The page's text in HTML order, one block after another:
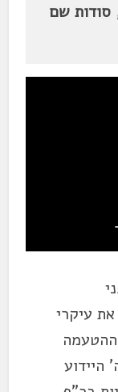
סודות שם
עיקרי
ההטעמה
היידוע